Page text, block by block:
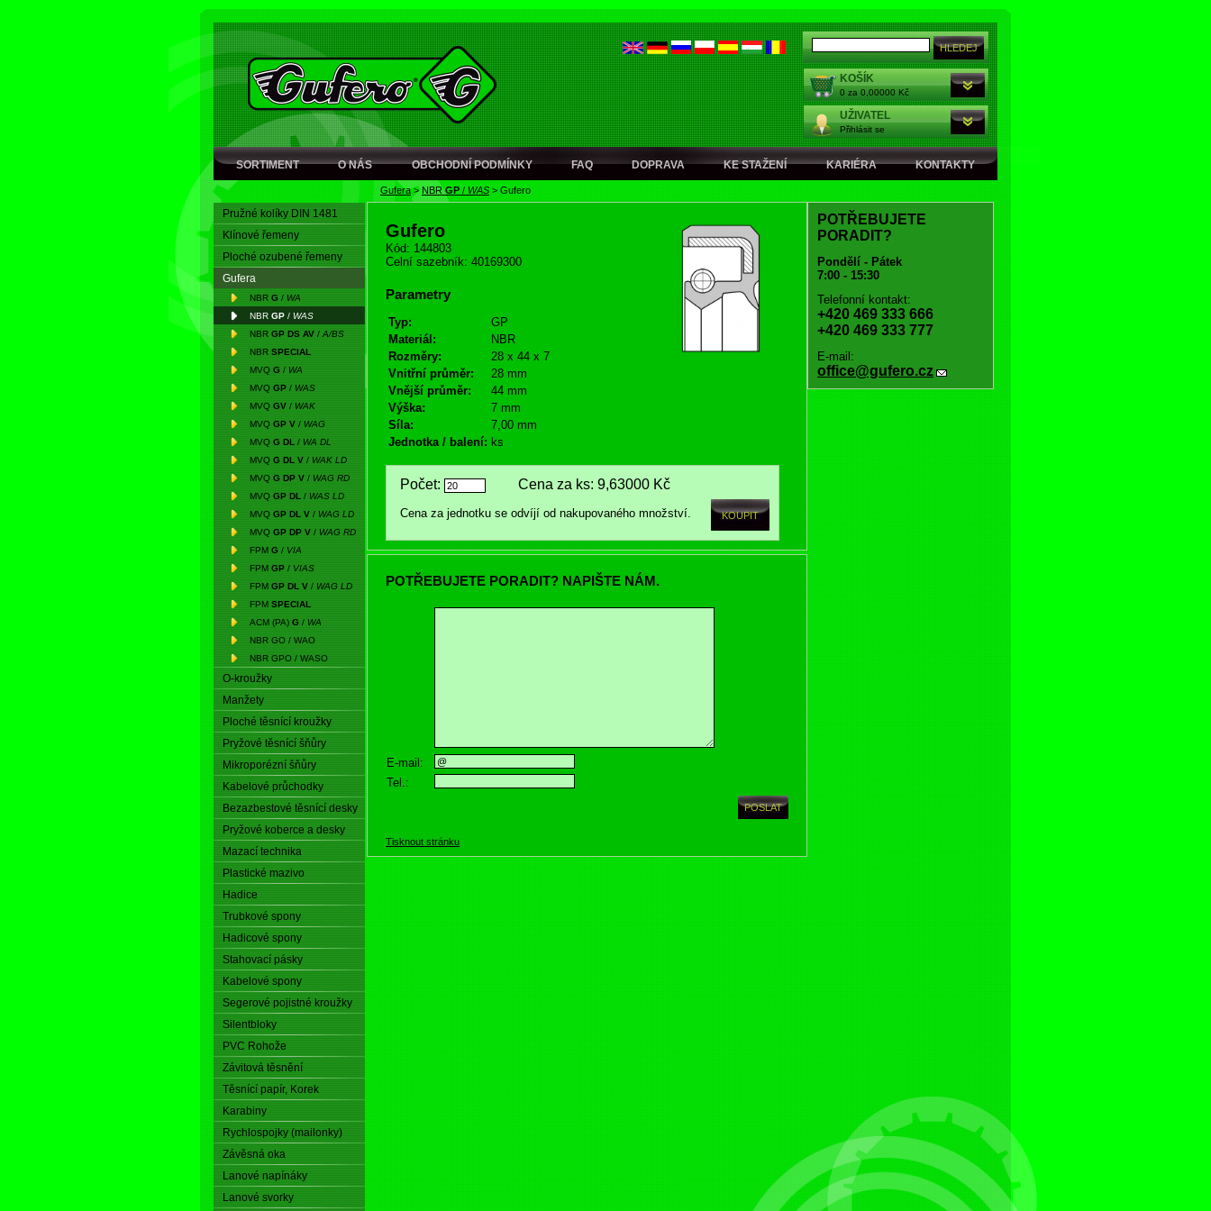
KOŠÍK
0 za 0,00000 Kč
UŽIVATEL
Přihlásit se
SORTIMENT O NÁS OBCHODNÍ PODMÍNKY FAQ DOPRAVA KE STAŽENÍ KARIÉRA KONTAKTY
Gufera> NBRGP / WAS > Gufero
Pružné kolíky DIN 1481
Klínové řemeny
Ploché ozubené řemeny
Gufera
NBR G / WA
NBR GP / WAS
NBR GP DS AV / A/BS
NBR SPECIAL
MVQ G / WA
MVQ GP / WAS
MVQ GV / WAK
MVQ GP V / WAG
MVQ G DL / WA DL
MVQ G DL V / WAK LD
MVQ G DP V / WAG RD
MVQ GP DL / WAS LD
MVQ GP DL V / WAG LD
MVQ GP DP V / WAG RD
FPM G / VIA
FPM GP / VIAS
FPM GP DL V / WAG LD
FPM SPECIAL
ACM (PA) G / WA
NBR GO / WAO
NBR GPO / WASO
O-kroužky
Manžety
Ploché těsnící kroužky
Pryžové těsnící šňůry
Mikroporézní šňůry
Kabelové průchodky
Bezazbestové těsnící desky
Pryžové koberce a desky
Mazací technika
Plastické mazivo
Hadice
Trubkové spony
Hadicové spony
Stahovací pásky
Kabelové spony
Segerové pojistné kroužky
Silentbloky
PVC Rohože
Závitová těsnění
Těsnící papír, Korek
Karabiny
Rychlospojky (mailonky)
Závěsná oka
Lanové napínáky
Lanové svorky
Gufero
Kód: 144803
Celní sazebník: 40169300
Parametry
Typ:
GP
Materiál:
NBR
Rozměry:
28 x 44 x 7
Vnitřní průměr:
28 mm
Vnější průměr:
44 mm
Výška:
7 mm
Síla:
7,00 mm
Jednotka / balení: ks
Počet: Cena za ks: 9,63000 Kč
Cena za jednotku se odvíjí od nakupovaného množství.
POTŘEBUJETE PORADIT? NAPIŠTE NÁM.
E-mail:
Tel.:
Tisknout stránku
POTŘEBUJETE
PORADIT?
Pondělí - Pátek
7:00 - 15:30
Telefonní kontakt:
+420 469 333 666
+420 469 333 777
E-mail:
office@gufero.cz